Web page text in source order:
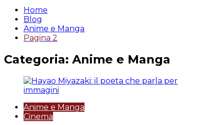
Home
Blog
Anime e Manga
Pagina 2
Categoria: Anime e Manga
Anime e Manga
Cinema